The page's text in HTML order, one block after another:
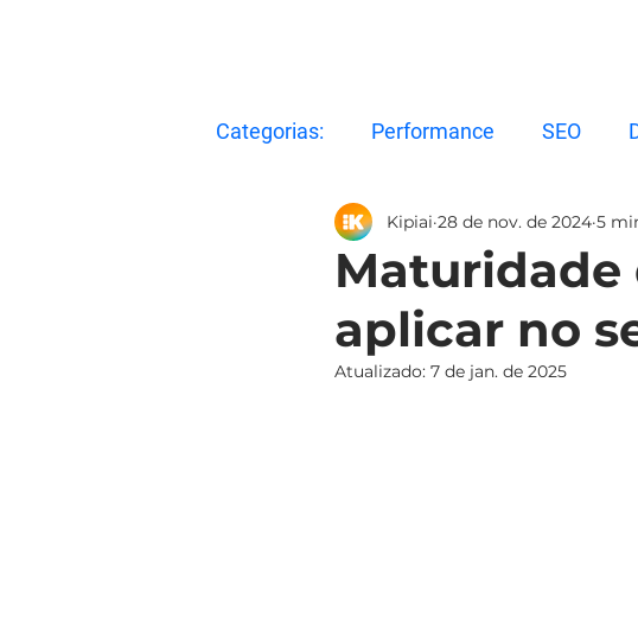
Categorias: Performance SEO
Mensuração
Maturidade
aplicar no
Kipiai 28 de nov. de 2024 5
Atualizado: 7 de jan. de 2025